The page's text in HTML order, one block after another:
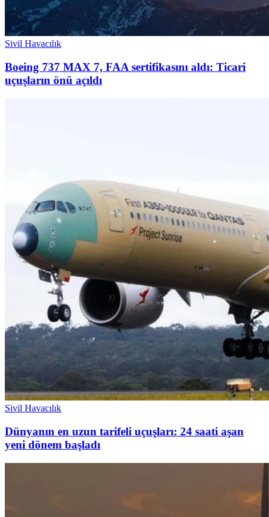
Sivil Havacılık
Boeing 737 MAX 7, FAA sertifikasını aldı: Ticari
uçuşların önü açıldı
Sivil Havacılık
Dünyanın en uzun tarifeli uçuşları: 24 saati aşan
yeni dönem başladı